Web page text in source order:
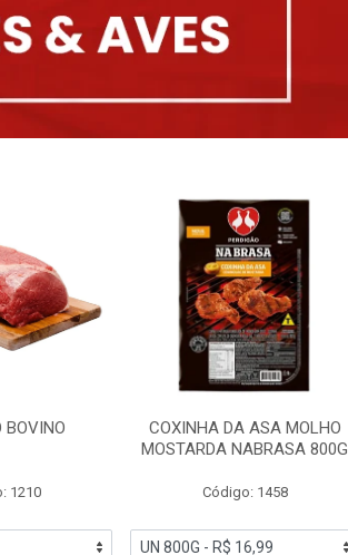
BOVINO
1210
COXINHA DA ASA MOLHO
MOSTARDA NABRASA 800G
Código: 1458